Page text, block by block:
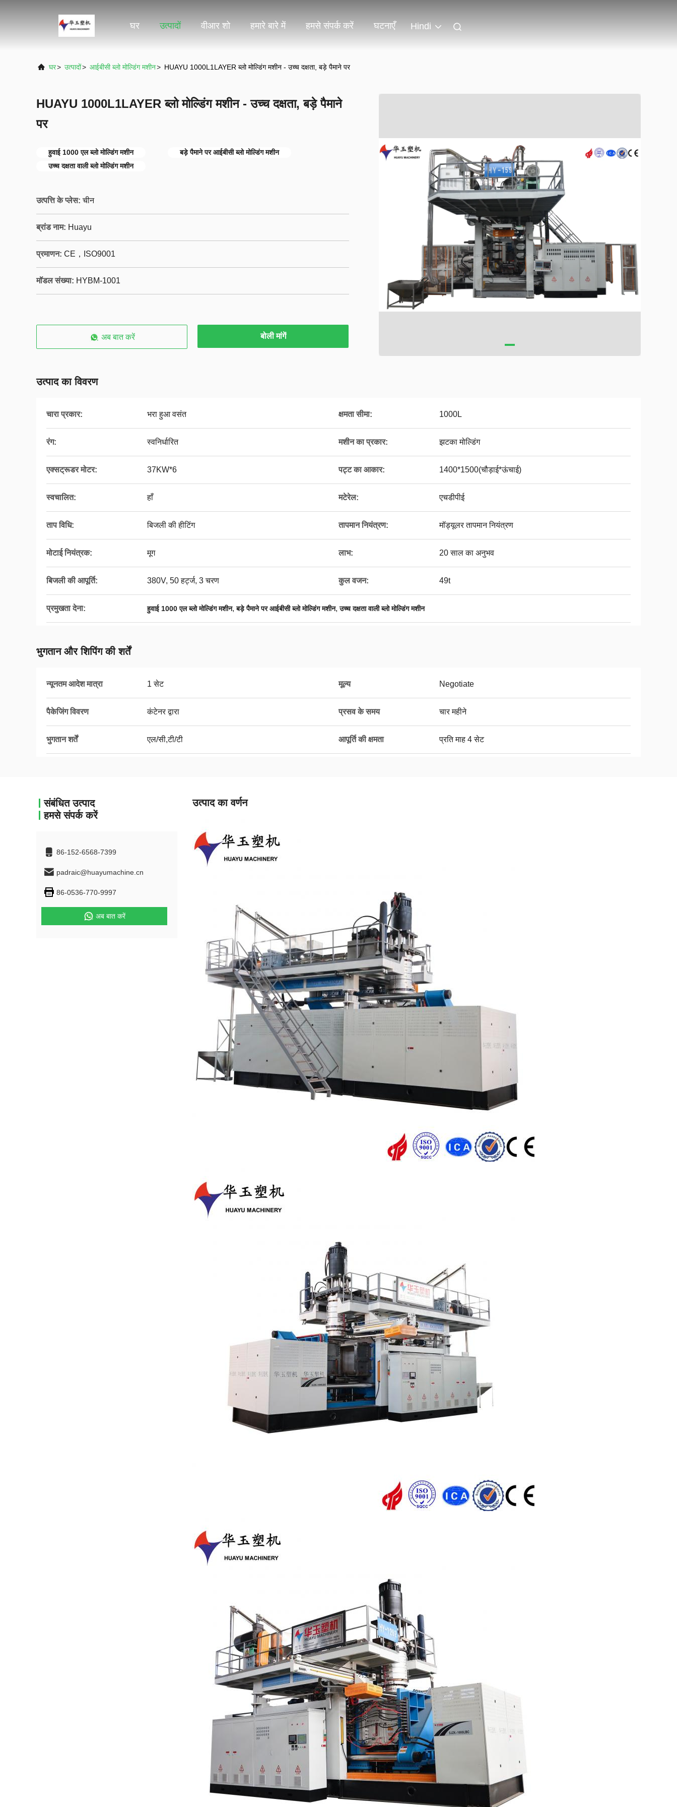
घर उत्पादों वीआर शो हमारे बारे में हमसे संपर्क करें घटनाएँ Hindi
घर> उत्पादों> आईबीसी ब्लो मोल्डिंग मशीन> HUAYU 1000L1LAYER ब्लो मोल्डिंग मशीन - उच्च दक्षता, बड़े पैमाने पर
HUAYU 1000L1LAYER ब्लो मोल्डिंग मशीन - उच्च दक्षता, बड़े पैमाने
पर
हुवाई 1000 एल ब्लो मोल्डिंग मशीन
बड़े पैमाने पर आईबीसी ब्लो मोल्डिंग मशीन
उच्च दक्षता वाली ब्लो मोल्डिंग मशीन
उत्पत्ति के प्लेस: चीन
ब्रांड नाम: Huayu
प्रमाणन: CE，ISO9001
मॉडल संख्या: HYBM-1001
अब बात करें बोली मांगें
उत्पाद का विवरण
चारा प्रकार: भरा हुआ वसंत क्षमता सीमा: 1000L
रंग: स्वनिर्धारित मशीन का प्रकार: झटका मोल्डिंग
एक्सट्रूडर मोटर: 37KW*6 पट्ट का आकार: 1400*1500(चौड़ाई*ऊंचाई)
स्वचालित: हाँ मटेरेल: एचडीपीई
ताप विधि: बिजली की हीटिंग तापमान नियंत्रण: मॉड्यूलर तापमान नियंत्रण
मोटाई नियंत्रक: मूग लाभ: 20 साल का अनुभव
बिजली की आपूर्ति: 380V, 50 हर्ट्ज, 3 चरण कुल वजन: 49t
प्रमुखता देना: हुवाई 1000 एल ब्लो मोल्डिंग मशीन,बड़े पैमाने पर आईबीसी ब्लो मोल्डिंग मशीन,उच्च दक्षता वाली ब्लो मोल्डिंग मशीन
भुगतान और शिपिंग की शर्तें
न्यूनतम आदेश मात्रा 1 सेट मूल्य Negotiate
पैकेजिंग विवरण कंटेनर द्वारा प्रसव के समय चार महीने
भुगतान शर्तें एल/सी,टी/टी आपूर्ति की क्षमता प्रति माह 4 सेट
संबंधित उत्पाद
हमसे संपर्क करें
86-152-6568-7399
padraic@huayumachine.cn
86-0536-770-9997
अब बात करें
उत्पाद का वर्णन